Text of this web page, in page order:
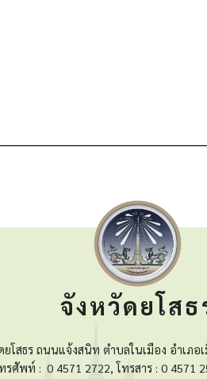
จังหวัดยโสธ
ยโสธร ถนนแจ้งสนิท ตำบลในเมือง อำเภอ
รศัพท์ : 0 4571 2722, โทรสาร : 0 4571